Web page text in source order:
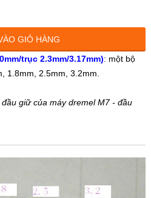
GIỎ HÀNG
trục 2.3mm/3.17mm): một bộ
1.8mm, 2.5mm, 3.2mm.
giữ của máy dremel M7 - đầu